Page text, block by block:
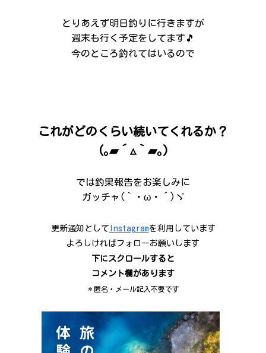
とりあえず明日釣りに行きますが
週末も行く予定をしてます🎵
今のところ釣れてはいるので
これがどのくらい続いてくれるか？
(｡▰´▵｀▰｡)
では釣果報告をお楽しみに
ガッチャ(｀・ω・´)ゞ
更新通知として Instagramを利用しています
よろしければフォローお願いします
下にスクロールすると
コメント欄があります
＊匿名・メール記入不要です